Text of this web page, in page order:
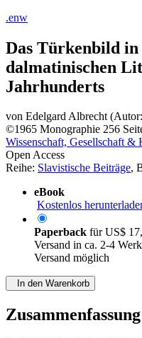
.enw
Das Türkenbild in
dalmatinischen
Jahrhunderts
von Edelgard Albrecht
©1965 Monographie 256
Wissenschaft, Gesellschaft &
Open Access
Reihe: Slavistische Beiträge,
eBook
Kostenlos
Paperback fürUS$
Versand in ca. 2-4
Versand möglich
In den Warenkorb
Zusammenfassung